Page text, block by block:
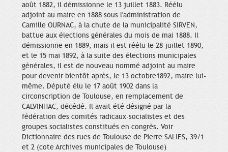
août 1882, il démissionne le 13 juillet 1883. Réélu
adjoint au maire en 1888 sous l'administration de
Camille OURNAC, à la chute de la municipalité SIRVEN,
battue aux élections générales du mois de mai 1888. Il
démissionne en 1889, mais il est réélu le 28 juillet 1890,
et le 15 mai 1892, à la suite des élections municipales
générales, il est de nouveau nommé adjoint au maire
pour devenir bientôt après, le 13 octobre1892, maire lui-
même. Député élu le 17 août 1902 dans la
circonscription de Toulouse, en remplacement de
CALVINHAC, décédé. Il avait été désigné par la
fédération des comités radicaux-socialistes et des
groupes socialistes constitués en congrès. Voir
Dictionnaire des rues de Toulouse de Pierre SALIES, 39/1
et 2 (cote Archives municipales de Toulouse)